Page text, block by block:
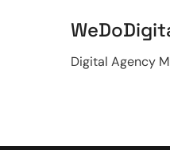
Digital Agency